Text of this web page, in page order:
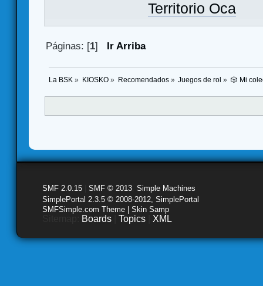
Territorio Oca
Páginas: [1] Ir Arriba
La BSK » KIOSKO» Recomendados» Juegos de rol » 🎲 Mi
SMF 2.0.15 SMF © 2013 Simple Machines
SimplePortal 2.3.5 © 2008-2012, SimplePortal
SMFSimple.com Theme | Skin Samp
Boards Topics XML